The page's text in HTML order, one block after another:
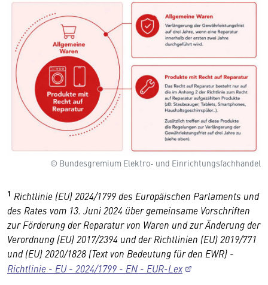
© Bundesgremium Elektro- und Einrichtungsfachhandel
1 Richtlinie (EU) 2024/1799 des Europäischen Parlaments und
des Rates vom 13. Juni 2024 über gemeinsame Vorschriften
zur Förderung der Reparatur von Waren und zur Änderung der
Verordnung (EU) 2017/2394 und der Richtlinien (EU) 2019/771
und (EU) 2020/1828 (Text von Bedeutung für den EWR) -
Richtlinie - EU - 2024/1799 - EN - EUR-Lex